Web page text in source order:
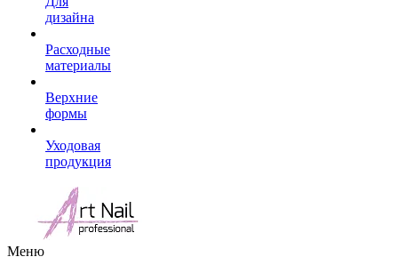
дизайна
Расходные
материалы
Верхние
формы
Уходовая
продукция
Меню